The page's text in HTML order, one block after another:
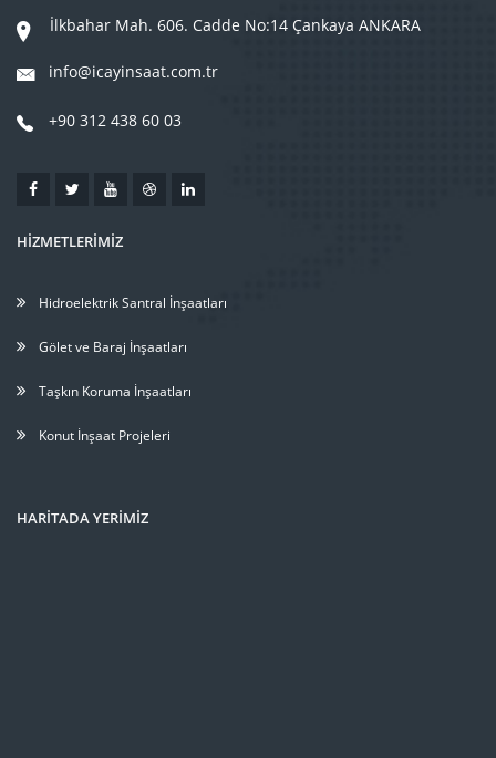
İlkbahar Mah. 606. Cadde No:14 Çankaya ANKARA
info@icayinsaat.com.tr
+90 312 438 60 03
HİZMETLERİMİZ
Hidroelektrik Santral İnşaatları
Gölet ve Baraj İnşaatları
Taşkın Koruma İnşaatları
Konut İnşaat Projeleri
HARİTADA YERİMİZ